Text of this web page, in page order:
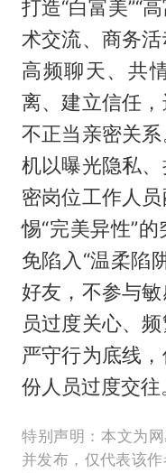
打造“白富美”“
术交流、商务
高频聊天、共
离、建立信任
不正当亲密关
机以曝光隐私
密岗位工作人
惕“完美异性”
免陷入“温柔陷
好友，不参与
员过度关心、
严守行为底线
份人员过度交往
特别声明：本文为
并发布，仅代表该